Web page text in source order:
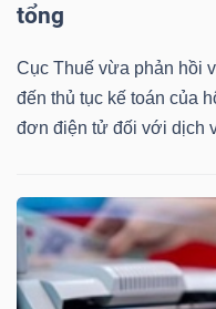
tổng
Cục Thuế vừa phản hồi
đến thủ tục kế toán của
đơn điện tử đối với dịch
chính